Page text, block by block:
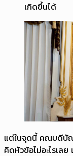
เกิดขึ้นได้
แต่ในจุดนี้ คณบดีบัณ
คิดหัวข้อไม่อะไรเล